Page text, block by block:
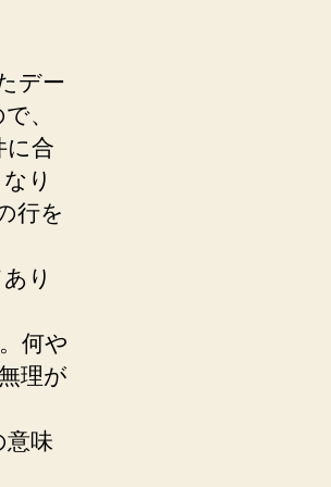
デー
、
に合
り
行を
り
何や
理が
意味